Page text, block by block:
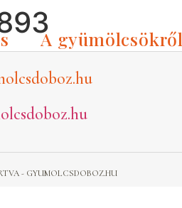
A gyümölcsökről
- GYUMOLCSDOBOZ.HU